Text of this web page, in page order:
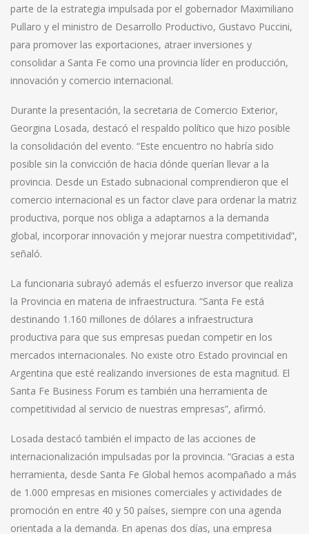
parte de la estrategia impulsada por el gobernador Maximiliano
Pullaro y el ministro de Desarrollo Productivo, Gustavo Puccini,
para promover las exportaciones, atraer inversiones y
consolidar a Santa Fe como una provincia líder en producción,
innovación y comercio internacional.
Durante la presentación, la secretaria de Comercio Exterior,
Georgina Losada, destacó el respaldo político que hizo posible
la consolidación del evento. “Este encuentro no habría sido
posible sin la convicción de hacia dónde querían llevar a la
provincia. Desde un Estado subnacional comprendieron que el
comercio internacional es un factor clave para ordenar la matriz
productiva, porque nos obliga a adaptarnos a la demanda
global, incorporar innovación y mejorar nuestra competitividad”,
señaló.
La funcionaria subrayó además el esfuerzo inversor que realiza
la Provincia en materia de infraestructura. “Santa Fe está
destinando 1.160 millones de dólares a infraestructura
productiva para que sus empresas puedan competir en los
mercados internacionales. No existe otro Estado provincial en
Argentina que esté realizando inversiones de esta magnitud. El
Santa Fe Business Forum es también una herramienta de
competitividad al servicio de nuestras empresas”, afirmó.
Losada destacó también el impacto de las acciones de
internacionalización impulsadas por la provincia. “Gracias a esta
herramienta, desde Santa Fe Global hemos acompañado a más
de 1.000 empresas en misiones comerciales y actividades de
promoción en entre 40 y 50 países, siempre con una agenda
orientada a la demanda. En apenas dos días, una empresa